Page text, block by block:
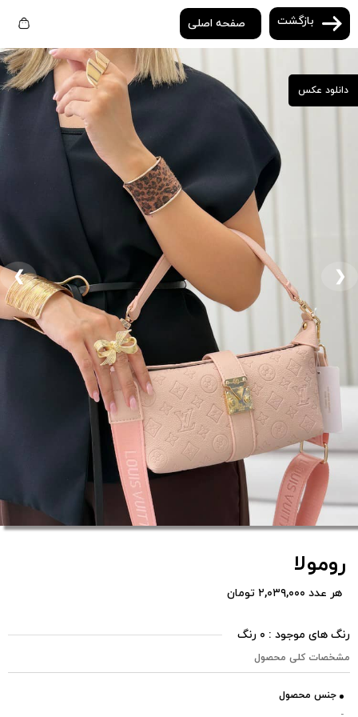
بازگشت صفحه اصلی
دانلود عکس
❮ ❯
رومولا
هر عدد ۲,۰۳۹,۰۰۰ تومان
رنگ های موجود : ۰ رنگ
مشخصات کلی محصول
جنس محصول